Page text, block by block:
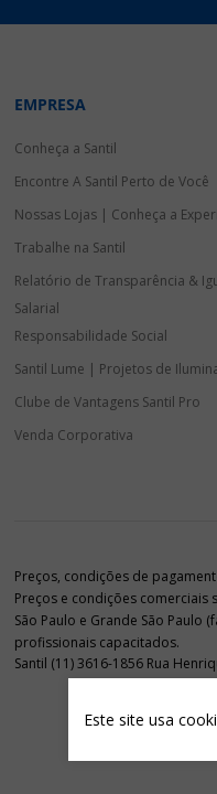
Este site usa
EMPRESA
Conheça a Santil
Encontre A Santil Perto de Você
Nossas Lojas | Conheça a
Trabalhe na Santil
Relatório de Transparência &
Salarial
Responsabilidade Social
Santil Lume | Projetos de
Clube de Vantagens Santil Pro
Venda Corporativa
Santil (11) 3616-1856 Rua
Preços, condições de
Preços e condições comerciais
São Paulo e Grande São Paulo
profissionais capacitados.